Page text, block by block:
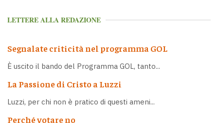
LETTERE ALLA REDAZIONE
Segnalate criticità nel programma GOL
È uscito il bando del Programma GOL, tanto...
La Passione di Cristo a Luzzi
Luzzi, per chi non è pratico di questi ameni...
Perché votare no